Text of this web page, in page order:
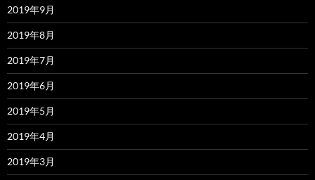
2019年9月
2019年8月
2019年7月
2019年6月
2019年5月
2019年4月
2019年3月